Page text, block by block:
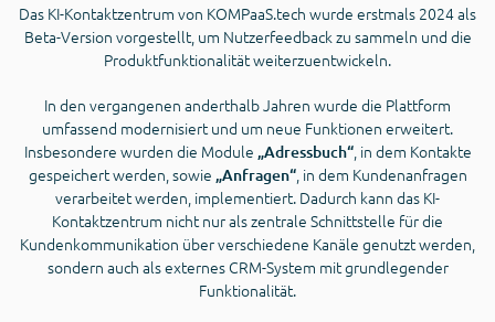
Das KI-Kontaktzentrum von KOMPaaS.tech wurde erstmals 2024 als
Beta-Version vorgestellt, um Nutzerfeedback zu sammeln und die
Produktfunktionalität weiterzuentwickeln.
In den vergangenen anderthalb Jahren wurde die Plattform
umfassend modernisiert und um neue Funktionen erweitert.
Insbesondere wurden die Module „Adressbuch“, in dem Kontakte
gespeichert werden, sowie „Anfragen“, in dem Kundenanfragen
verarbeitet werden, implementiert. Dadurch kann das KI-
Kontaktzentrum nicht nur als zentrale Schnittstelle für die
Kundenkommunikation über verschiedene Kanäle genutzt werden,
sondern auch als externes CRM-System mit grundlegender
Funktionalität.